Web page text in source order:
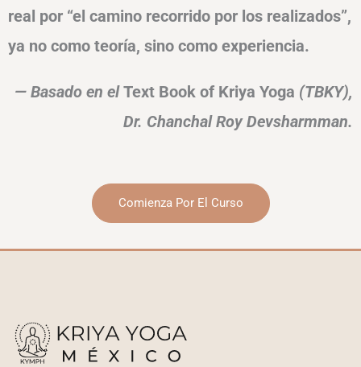
real por “el camino recorrido por los realizados”,
ya no como teoría, sino como experiencia.
— Basado en elText Book of Kriya Yoga (TBKY),
Dr. Chanchal Roy Devsharmman.
Comienza Por El Curso